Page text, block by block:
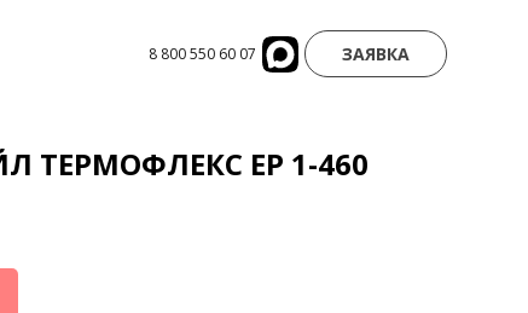
8 800 550 60 07 ЗАЯВКА
ТЕРМОФЛЕКС ЕР 1-460